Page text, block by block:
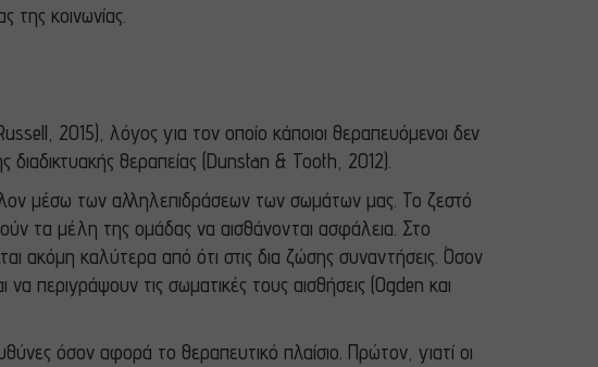
κοινωνίας.
2015), λόγος για τον οποίο κάποιοι θεραπευόμενοι δεν
θεραπείας (Dunstan & Tooth, 2012).
μέσω των αλληλεπιδράσεων των σωμάτων μας. Το ζεστό
τα μέλη της ομάδας να αισθάνονται ασφάλεια. Στο
ακόμη καλύτερα από ότι στις δια ζώσης συναντήσεις. Όσον
περιγράψουν τις σωματικές τους αισθήσεις (Ogden και
όσον αφορά το θεραπευτικό πλαίσιο. Πρώτον, γιατί οι